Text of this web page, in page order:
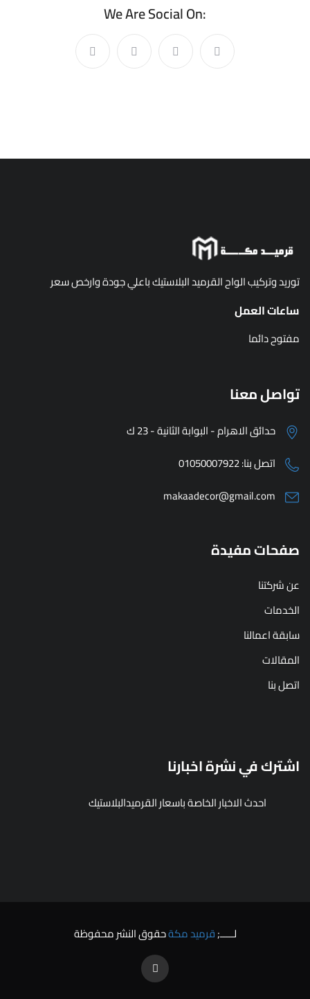
We Are Social On:
توريد وتركيب الواح القرميد البلاستيك باعلي جودة وارخص سعر
ساعات العمل
مفتوح دائما
تواصل معنا
حدائق الاهرام - البوابة الثانية - 23 ك
اتصل بنا:01050007922
makaadecor@gmail.com
صفحات مفيدة
عن شركتنا
الخدمات
سابقة اعمالنا
المقالات
اتصل بنا
اشترك في نشرة اخبارنا
احدث الاخبار الخاصة باسعار القرميدالبلاستيك
لـــــ;قرميد مكةحقوق النشر محفوظة